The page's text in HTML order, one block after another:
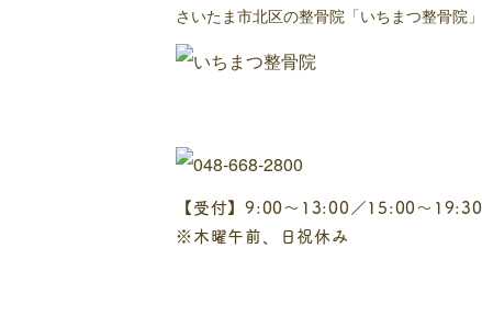
さいたま市北区の整骨院「いちまつ整骨院」
【受付】9:00～13:00／15:00～19:30
※木曜午前、日祝休み